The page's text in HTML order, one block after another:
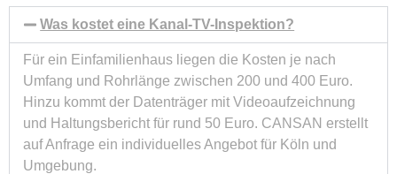
Was kostet eine Kanal-TV-Inspektion?
Für ein Einfamilienhaus liegen die Kosten je nach
Umfang und Rohrlänge zwischen 200 und 400 Euro.
Hinzu kommt der Datenträger mit Videoaufzeichnung
und Haltungsbericht für rund 50 Euro. CANSAN erstellt
auf Anfrage ein individuelles Angebot für Köln und
Umgebung.